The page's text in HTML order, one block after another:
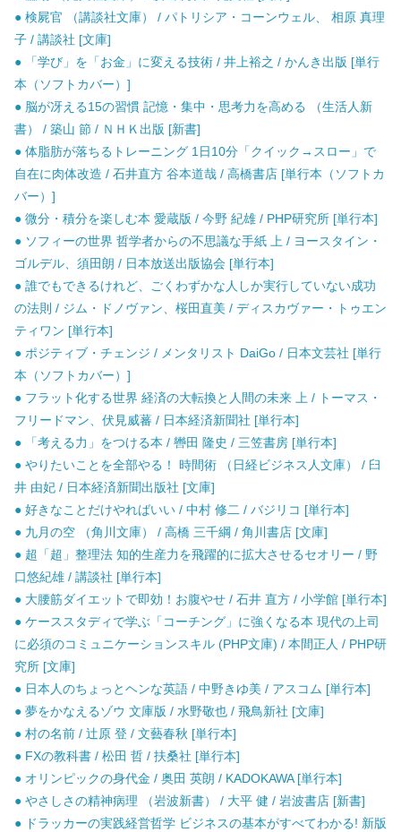
● 検屍官 （講談社文庫） / パトリシア・コーンウェル、 相原 真理
子 / 講談社 [文庫]
● 「学び」を「お金」に変える技術 / 井上裕之 / かんき出版 [単行
本（ソフトカバー）]
● 脳が冴える15の習慣 記憶・集中・思考力を高める （生活人新
書） / 築山 節 / ＮＨＫ出版 [新書]
● 体脂肪が落ちるトレーニング 1日10分「クイック→スロー」で
自在に肉体改造 / 石井直方 谷本道哉 / 高橋書店 [単行本（ソフトカ
バー）]
● 微分・積分を楽しむ本 愛蔵版 / 今野 紀雄 / PHP研究所 [単行本]
● ソフィーの世界 哲学者からの不思議な手紙 上 / ヨースタイン・
ゴルデル、須田朗 / 日本放送出版協会 [単行本]
● 誰でもできるけれど、ごくわずかな人しか実行していない成功
の法則 / ジム・ドノヴァン、桜田直美 / ディスカヴァー・トゥエン
ティワン [単行本]
● ポジティブ・チェンジ / メンタリスト DaiGo / 日本文芸社 [単行
本（ソフトカバー）]
● フラット化する世界 経済の大転換と人間の未来 上 / トーマス・
フリードマン、伏見威蕃 / 日本経済新聞社 [単行本]
● 「考える力」をつける本 / 轡田 隆史 / 三笠書房 [単行本]
● やりたいことを全部やる！ 時間術 （日経ビジネス人文庫） / 臼
井 由妃 / 日本経済新聞出版社 [文庫]
● 好きなことだけやればいい / 中村 修二 / バジリコ [単行本]
● 九月の空 （角川文庫） / 高橋 三千綱 / 角川書店 [文庫]
● 超「超」整理法 知的生産力を飛躍的に拡大させるセオリー / 野
口悠紀雄 / 講談社 [単行本]
● 大腰筋ダイエットで即効！お腹やせ / 石井 直方 / 小学館 [単行本]
● ケーススタディで学ぶ「コーチング」に強くなる本 現代の上司
に必須のコミュニケーションスキル (PHP文庫) / 本間正人 / PHP研
究所 [文庫]
● 日本人のちょっとヘンな英語 / 中野きゆ美 / アスコム [単行本]
● 夢をかなえるゾウ 文庫版 / 水野敬也 / 飛鳥新社 [文庫]
● 村の名前 / 辻原 登 / 文藝春秋 [単行本]
● FXの教科書 / 松田 哲 / 扶桑社 [単行本]
● オリンピックの身代金 / 奥田 英朗 / KADOKAWA [単行本]
● やさしさの精神病理 （岩波新書） / 大平 健 / 岩波書店 [新書]
● ドラッカーの実践経営哲学 ビジネスの基本がすべてわかる! 新版